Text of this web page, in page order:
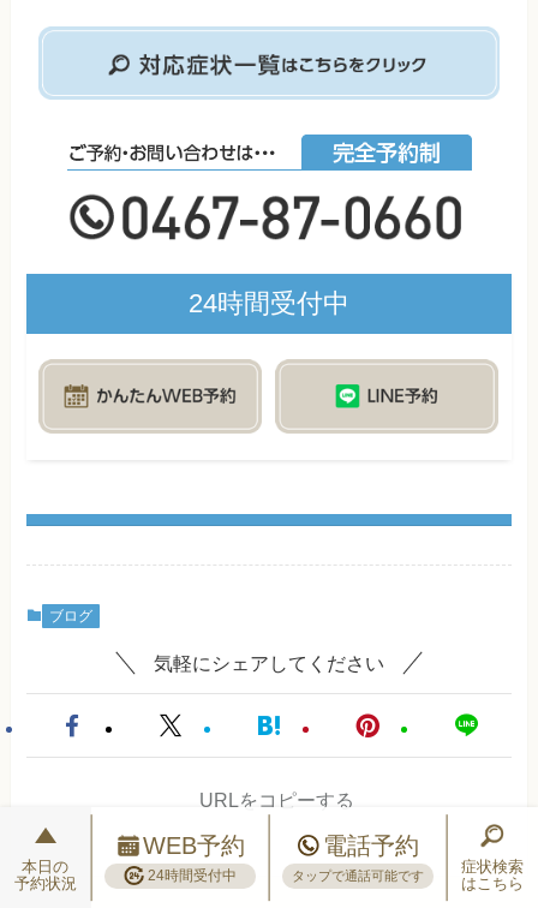
24時間受付中
ブログ
気軽にシェアしてください
URLをコピーする
本日の
予約状況
WEB予約
24時間受付中
電話予約
タップで通話可能です
症状検索
はこちら